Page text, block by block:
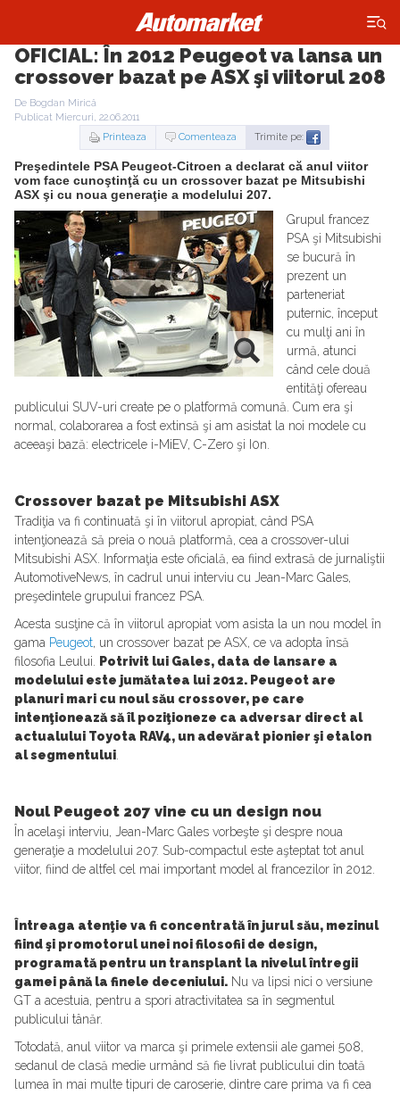
×
OFICIAL: În 2012 Peugeot va lansa un
crossover bazat pe ASX şi viitorul 208
De Bogdan Mirică
Publicat Miercuri, 22.06.2011
Printeaza
Comenteaza Trimite pe:
Preşedintele PSA Peugeot-Citroen a declarat că anul viitor
vom face cunoştinţă cu un crossover bazat pe Mitsubishi
ASX şi cu noua generaţie a modelului 207.
Grupul francez
PSA şi Mitsubishi
se bucură în
prezent un
parteneriat
puternic, început
cu mulţi ani în
urmă, atunci
când cele două
entităţi ofereau
publicului SUV-uri create pe o platformă comună. Cum era şi
normal, colaborarea a fost extinsă şi am asistat la noi modele cu
aceeaşi bază: electricele i-MiEV, C-Zero şi I0n.
Crossover bazat pe Mitsubishi ASX
Tradiţia va fi continuată şi în viitorul apropiat, când PSA
intenţionează să preia o nouă platformă, cea a crossover-ului
Mitsubishi ASX. Informaţia este oficială, ea fiind extrasă de jurnaliştii
AutomotiveNews, în cadrul unui interviu cu Jean-Marc Gales,
preşedintele grupului francez PSA.
Acesta susţine că în viitorul apropiat vom asista la un nou model în
gama Peugeot, un crossover bazat pe ASX, ce va adopta însă
filosofia Leului.
Potrivit lui Gales, data de lansare a
modelului este jumătatea lui 2012. Peugeot are
planuri mari cu noul său crossover, pe care
intenţionează să îl poziţioneze ca adversar direct al
actualului Toyota RAV4, un adevărat pionier şi etalon
al segmentului
Noul Peugeot 207 vine cu un design nou
În acelaşi interviu, Jean-Marc Gales vorbeşte şi despre noua
generaţie a modelului 207. Sub-compactul este aşteptat tot anul
viitor, fiind de altfel cel mai important model al francezilor în 2012.
Întreaga atenţie va fi concentrată în jurul său, mezinul
fiind şi promotorul unei noi filosofii de design,
programată pentru un transplant la nivelul întregii
gamei până la finele deceniului. Nu va lipsi nici o versiune
GT a acestuia, pentru a spori atractivitatea sa în segmentul
publicului tânăr.
Totodată, anul viitor va marca şi primele extensii ale gamei 508,
sedanul de clasă medie urmând să fie livrat publicului din toată
lumea în mai multe tipuri de caroserie, dintre care prima va fi cea